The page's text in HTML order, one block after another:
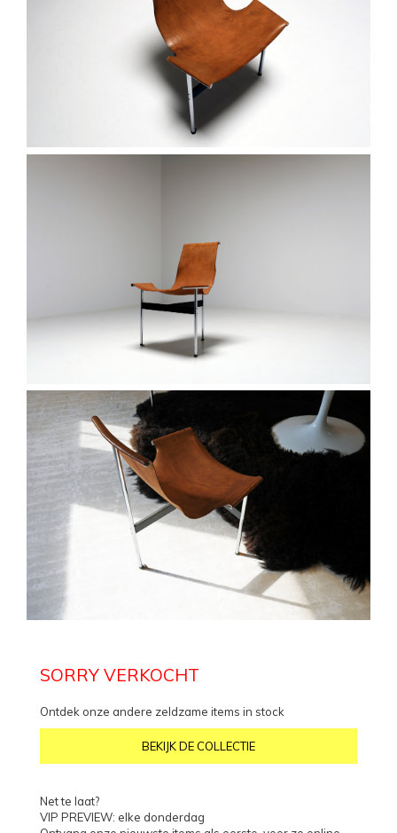
SORRY VERKOCHT
Ontdek onze andere zeldzame items in stock
BEKIJK DE COLLECTIE
Net te laat?
VIP PREVIEW: elke donderdag